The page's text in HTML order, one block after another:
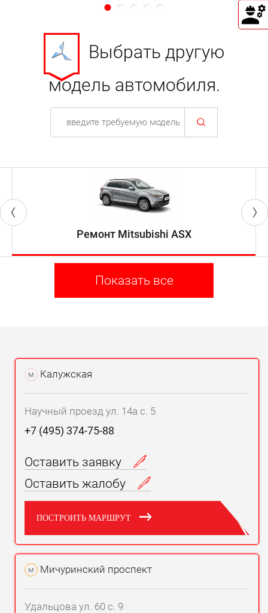
Выбрать другую
модель автомобиля.
Ремонт Mitsubishi ASX
Показать все
м Калужская
Научный проезд ул. 14а с. 5
+7 (495) 374-75-88
Оставить заявку
Оставить жалобу
ПОСТРОИТЬ МАРШРУТ
м Мичуринский проспект
Удальцова ул. 60 с. 9